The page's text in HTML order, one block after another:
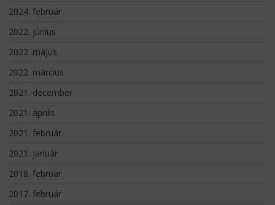
2024. február
2022. június
2022. május
2022. március
2021. december
2021. április
2021. február
2021. január
2018. február
2017. február